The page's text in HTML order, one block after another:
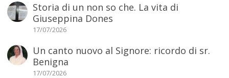
Storia di un non so che. La vita di
Giuseppina Dones
17/07/2026
Un canto nuovo al Signore: ricordo di sr.
Benigna
17/07/2026